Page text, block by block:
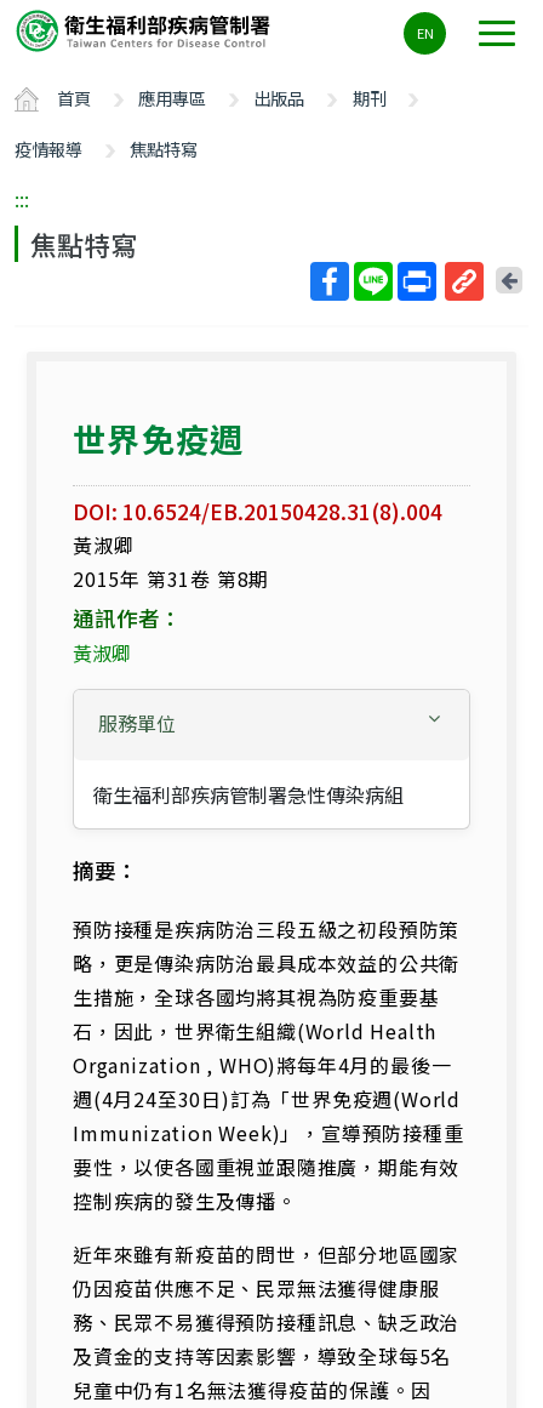
要
容
ALT+C
EN
首頁 應用專區 出版品
期刊
疫情報導
焦點特寫
:::
焦點特寫
回
世界免疫週
DOI: 10.6524/EB.20150428.31(8).004
黃淑卿
2015年 第31卷 第8期
通訊作者：
黃淑卿
服務單位
衛生福利部疾病管制署急性傳染病組
摘要：
預防接種是疾病防治三段五級之初段預防策
略，更是傳染病防治最具成本效益的公共衛
生措施，全球各國均將其視為防疫重要基
石，因此，世界衛生組織(World Health
Organization , WHO)將每年4月的最後一
週(4月24至30日)訂為「世界免疫週(World
Immunization Week)」，宣導預防接種重
要性，以使各國重視並跟隨推廣，期能有效
控制疾病的發生及傳播。
近年來雖有新疫苗的問世，但部分地區國家
仍因疫苗供應不足、民眾無法獲得健康服
務、民眾不易獲得預防接種訊息、缺乏政治
及資金的支持等因素影響，導致全球每5名
兒童中仍有1名無法獲得疫苗的保護。因